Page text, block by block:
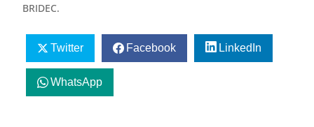
BRIDEC.
Twitter Facebook LinkedIn
WhatsApp